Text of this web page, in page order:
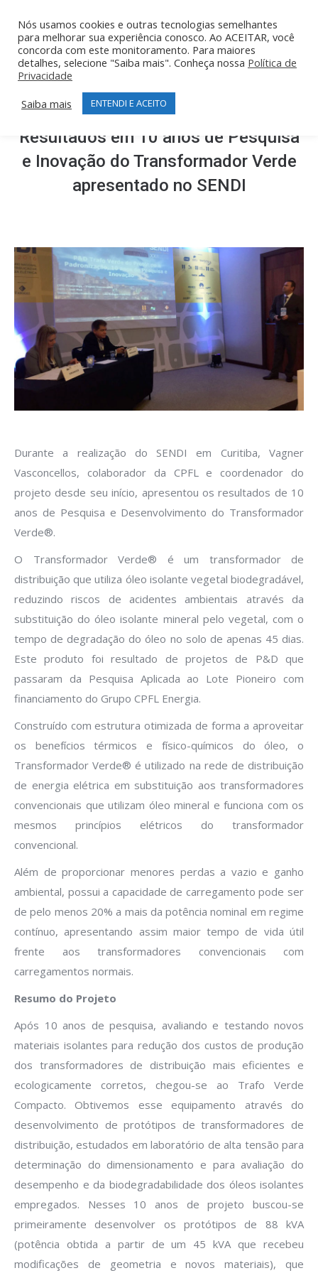
Resultados em 10 anos de Pesquisa
e Inovação do Transformador Verde
apresentado no SENDI
Durante a realização do SENDI em Curitiba, Vagner
Vasconcellos, colaborador da CPFL e coordenador do
projeto desde seu início, apresentou os resultados de 10
anos de Pesquisa e Desenvolvimento do Transformador
Verde®.
O Transformador Verde® é um transformador de
distribuição que utiliza óleo isolante vegetal biodegradável,
reduzindo riscos de acidentes ambientais através da
substituição do óleo isolante mineral pelo vegetal, com o
tempo de degradação do óleo no solo de apenas 45 dias.
Este produto foi resultado de projetos de P&D que
passaram da Pesquisa Aplicada ao Lote Pioneiro com
financiamento do Grupo CPFL Energia.
Construído com estrutura otimizada de forma a aproveitar
os benefícios térmicos e físico-químicos do óleo, o
Transformador Verde® é utilizado na rede de distribuição
de energia elétrica em substituição aos transformadores
convencionais que utilizam óleo mineral e funciona com os
mesmos princípios elétricos do transformador
convencional.
Além de proporcionar menores perdas a vazio e ganho
ambiental, possui a capacidade de carregamento pode ser
de pelo menos 20% a mais da potência nominal em regime
contínuo, apresentando assim maior tempo de vida útil
frente aos transformadores convencionais com
carregamentos normais.
Resumo do Projeto
Após 10 anos de pesquisa, avaliando e testando novos
materiais isolantes para redução dos custos de produção
dos transformadores de distribuição mais eficientes e
ecologicamente corretos, chegou-se ao Trafo Verde
Compacto. Obtivemos esse equipamento através do
desenvolvimento de protótipos de transformadores de
distribuição, estudados em laboratório de alta tensão para
determinação do dimensionamento e para avaliação do
desempenho e da biodegradabilidade dos óleos isolantes
empregados. Nesses 10 anos de projeto buscou-se
primeiramente desenvolver os protótipos de 88 kVA
(potência obtida a partir de um 45 kVA que recebeu
modificações de geometria e novos materiais), que
Nós usamos cookies e outras tecnologias semelhantes
para melhorar sua experiência conosco. Ao ACEITAR, você
concorda com este monitoramento. Para maiores
detalhes, selecione "Saiba mais". Conheça nossa Política de
Privacidade
Saiba mais
ENTENDI E ACEITO